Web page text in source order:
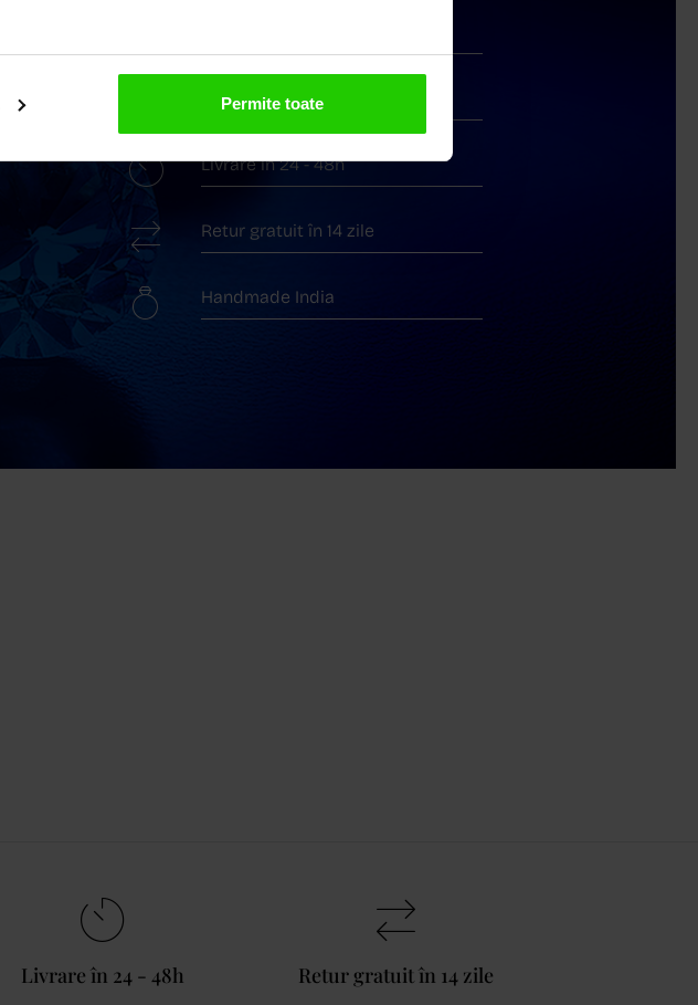
Permite toate
Transport gratuit
Livrare în 24 - 48h
Retur gratuit în 14 zile
Handmade India
Livrare în 24 - 48h Retur gratuit în 14 zile